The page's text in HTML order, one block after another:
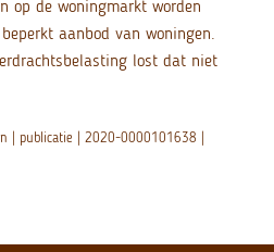
op de woningmarkt worden
aanbod van woningen.
lost dat niet
| publicatie | 2020-0000101638 |